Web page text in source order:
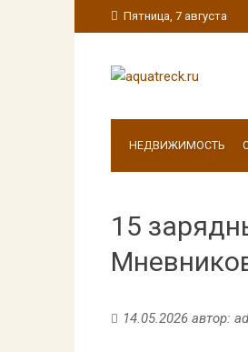
Пятница, 7 августа
НЕДВИЖИМОСТЬ
15
14.05.2026 автор: